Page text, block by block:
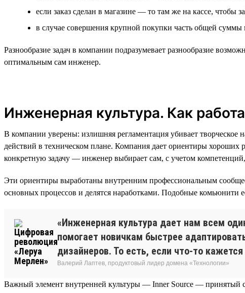
если заказ сделан в магазине — то там же на кассе, чтобы
в случае совершения крупной покупки часть общей
Разнообразие задач в компании подразумевает разнообразие
оптимальным сам инженер.
Инженерная культура. Как
В компании уверены: излишняя регламентация убивает
действий в техническом плане. Компания дает ориентиры
конкретную задачу — инженер выбирает сам, с учетом
Эти ориентиры выработаны внутренним профессиональным
основных процессов и делятся наработками. Подобные комьюнити
«Инженерная культура дает нам всем
помогает новичкам быстрее
дизайнеров. То есть, если что-то
Валерий Лаптев, продуктовый лидер домена «Технологии»
Важный элемент внутренней культуры — Inner Source — принятый